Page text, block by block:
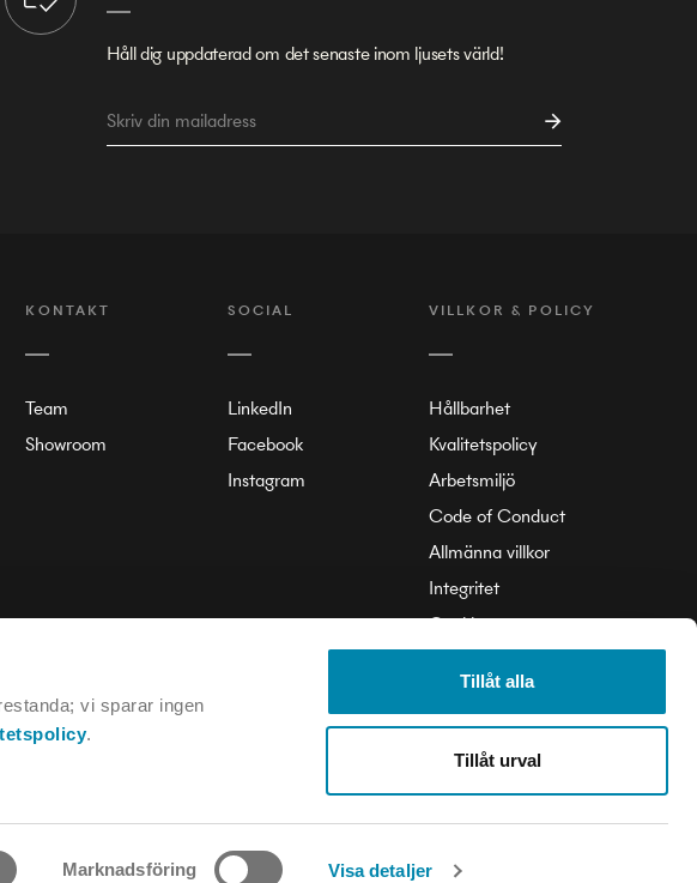
vi sparar ingen
.
Marknadsföring Visa detaljer
Tillåt alla
Tillåt urval
Håll dig uppdaterad om det senaste inom ljusets värld!
KONTAKT
Team
Showroom
SOCIAL
LinkedIn
Facebook
Instagram
VILLKOR & POLICY
Hållbarhet
Kvalitetspolicy
Arbetsmiljö
Code of Conduct
Allmänna villkor
Integritet
Cookie